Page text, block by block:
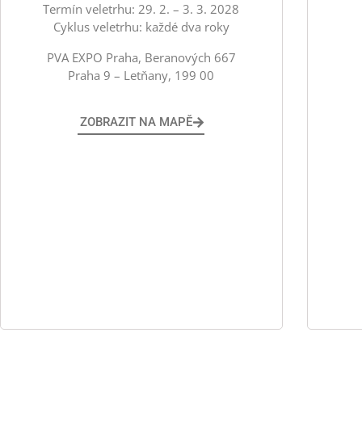
Termín veletrhu: 29. 2. – 3. 3. 2028
Cyklus veletrhu: každé dva roky
PVA EXPO Praha, Beranových 667
Praha 9 – Letňany, 199 00
ZOBRAZIT NA MAPĚ